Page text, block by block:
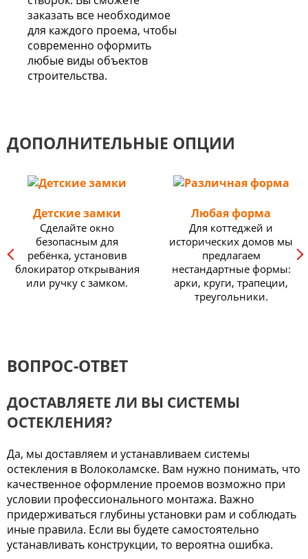
заказать все необходимое
для каждого проема, чтобы
современно оформить
любые виды объектов
строительства.
ДОПОЛНИТЕЛЬНЫЕ ОПЦИИ
Детские замки
Сделайте окно
безопасным для
ребёнка, установив
блокиратор открывания
или ручку с замком.
Любая форма
Для коттеджей и
исторических домов мы
предлагаем
нестандартные формы:
арки, круги, трапеции,
треугольники.
ВОПРОС-ОТВЕТ
ДОСТАВЛЯЕТЕ ЛИ ВЫ СИСТЕМЫ
ОСТЕКЛЕНИЯ?
Да, мы доставляем и устанавливаем системы
остекления в Волоколамске. Вам нужно понимать, что
качественное оформление проемов возможно при
условии профессионального монтажа. Важно
придерживаться глубины установки рам и соблюдать
иные правила. Если вы будете самостоятельно
устанавливать конструкции, то вероятна ошибка.